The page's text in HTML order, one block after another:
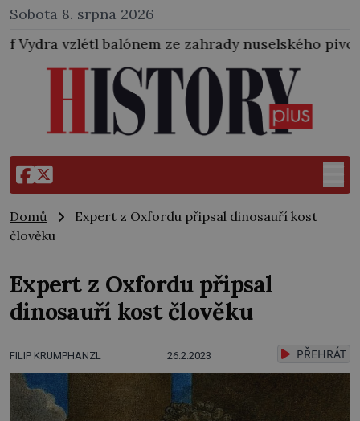
Sobota 8. srpna 2026
ze zahrady nuselského pivovaru a stal se tak
Domů
Expert z Oxfordu připsal dinosauří kost
člověku
Expert z Oxfordu připsal
dinosauří kost člověku
FILIP KRUMPHANZL 26.2.2023 PŘEHRÁT